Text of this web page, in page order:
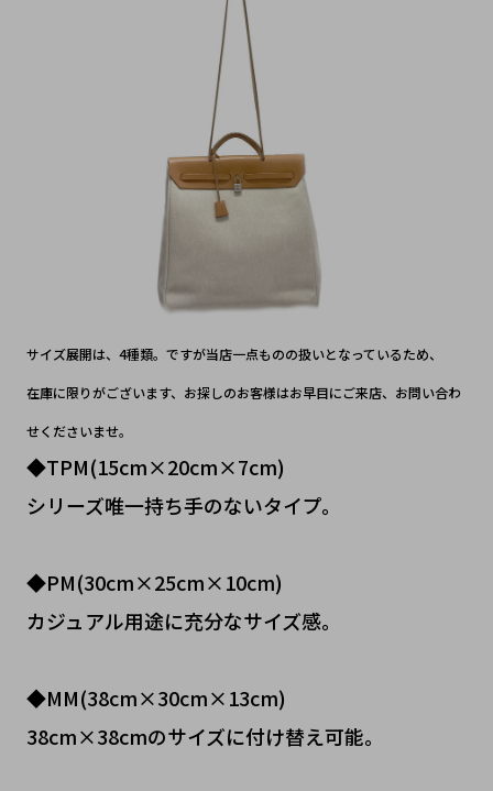
サイズ展開は、4種類。ですが当店一点ものの扱いとなっているため、
在庫に限りがございます、お探しのお客様はお早目にご来店、お問い合わ
せくださいませ。
◆TPM(15cm×20cm×7cm)
シリーズ唯一持ち手のないタイプ。
◆PM(30cm×25cm×10cm)
カジュアル用途に充分なサイズ感。
◆MM(38cm×30cm×13cm)
38cm×38cmのサイズに付け替え可能。